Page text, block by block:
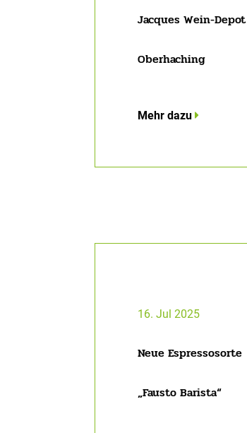
Jacques Wein-Depot
Oberhaching
Mehr dazu
16. Jul 2025
Neue Espressosorte
„Fausto Barista“